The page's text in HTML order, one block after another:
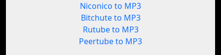
Niconico to MP3
Bitchute to MP3
Rutube to MP3
Peertube to MP3